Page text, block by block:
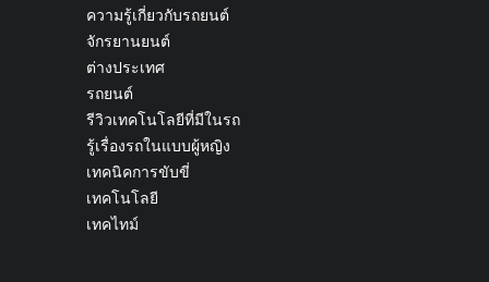
ความรู้เกี่ยวกับรถยนต์
จักรยานยนต์
ต่างประเทศ
รถยนต์
รีวิวเทคโนโลยีที่มีในรถ
รู้เรื่องรถในแบบผู้หญิง
เทคนิคการขับขี่
เทคโนโลยี
เทคไทม์